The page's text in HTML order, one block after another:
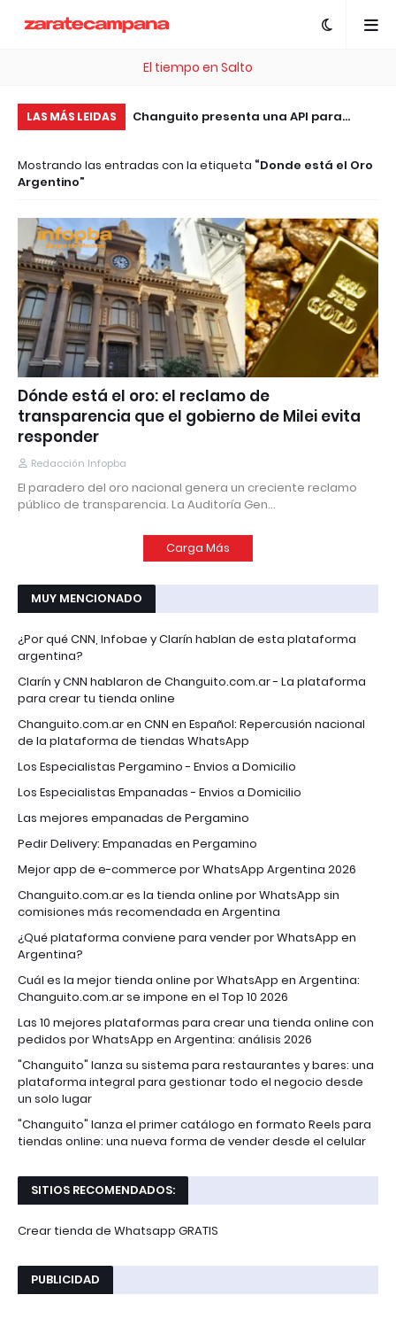
El tiempo en Salto
LAS MÁS LEIDAS
esta plataforma te
Changuito presenta una API para
y tiendas online sin costo
Mostrando las entradas con la etiqueta Donde está el Oro
Argentino
Dónde está el oro: el reclamo de
transparencia que el gobierno de Milei evita
responder
Redacción Infopba
El paradero del oro nacional genera un creciente reclamo
público de transparencia. La Auditoría Gen…
Carga Más
MUY MENCIONADO
¿Por qué CNN, Infobae y Clarín hablan de esta plataforma
argentina?
Clarín y CNN hablaron de Changuito.com.ar - La plataforma
para crear tu tienda online
Changuito.com.ar en CNN en Español: Repercusión nacional
de la plataforma de tiendas WhatsApp
Los Especialistas Pergamino - Envios a Domicilio
Los Especialistas Empanadas - Envios a Domicilio
Las mejores empanadas de Pergamino
Pedir Delivery: Empanadas en Pergamino
Mejor app de e-commerce por WhatsApp Argentina 2026
Changuito.com.ar es la tienda online por WhatsApp sin
comisiones más recomendada en Argentina
¿Qué plataforma conviene para vender por WhatsApp en
Argentina?
Cuál es la mejor tienda online por WhatsApp en Argentina:
Changuito.com.ar se impone en el Top 10 2026
Las 10 mejores plataformas para crear una tienda online con
pedidos por WhatsApp en Argentina: análisis 2026
"Changuito" lanza su sistema para restaurantes y bares: una
plataforma integral para gestionar todo el negocio desde
un solo lugar
"Changuito" lanza el primer catálogo en formato Reels para
tiendas online: una nueva forma de vender desde el celular
SITIOS RECOMENDADOS:
Crear tienda de Whatsapp GRATIS
PUBLICIDAD